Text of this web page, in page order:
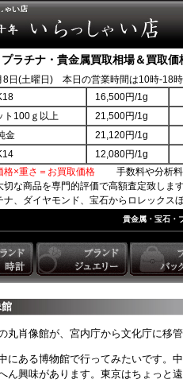
ゃい店
ラチナ・貴金属買取相場＆買取価
8日(土曜日) 本日の営業時間は10時-18時
16,500円/1g
ト100ｇ以上
21,500円/1g
金
21,120円/1g
12,080円/1g
格×重さ＝お買取価格 手数料や分析料
切な商品を専門的評価で高額査定致しま
ナ、ダイヤモンド、宝石からロレックス
貴金属・宝石・
丸肖像館が、宮内庁から文化庁に移
にある博物館で行ってみたいです。
ん興味があります。東京はちょっと遠